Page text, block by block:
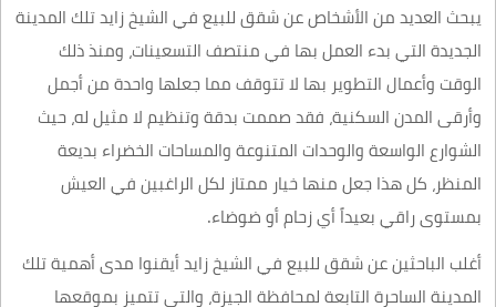
يبحث العديد من الأشخاص عن شقق للبيع في الشيخ زايد تلك المدينة
الجديدة التي بدء العمل بها في منتصف التسعينات، ومنذ ذلك
الوقت وأعمال التطوير بها لا تتوقف مما جعلها واحدة من أجمل
وأرقى المدن السكنية، فقد صممت بدقة وتنظيم لا مثيل له، حيث
الشوارع الواسعة والوحدات المتنوعة والمساحات الخضراء بديعة
المنظر، كل هذا جعل منها خيار ممتاز لكل الراغبين في العيش
بمستوى راقي بعيداً أي زحام أو ضوضاء.
أغلب الباحثين عن شقق للبيع في الشيخ زايد أيقنوا مدى أهمية تلك
المدينة الساحرة التابعة لمحافظة الجيزة، والتي تتميز بموقعها